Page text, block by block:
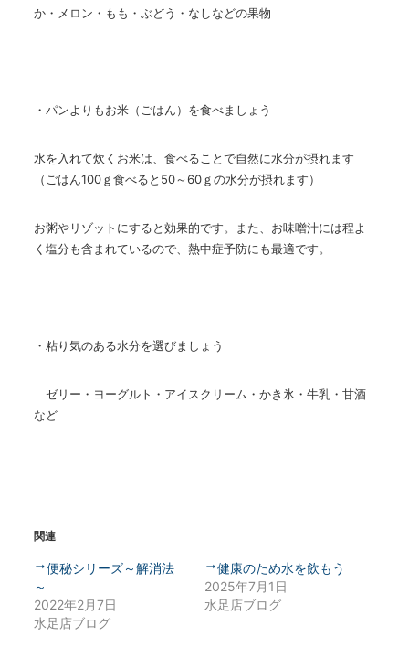
か・メロン・もも・ぶどう・なしなどの果物
・パンよりもお米（ごはん）を食べましょう
水を入れて炊くお米は、食べることで自然に水分が摂れます
（ごはん100ｇ食べると 50～60ｇの水分が摂れます）
お粥やリゾットにすると効果的です。また、お味噌汁には程よ
く塩分も含まれているので、熱中症予防にも最適です。
・粘り気のある水分を選びましょう
ゼリー・ヨーグルト・アイスクリーム・かき氷・牛乳・甘酒
など
関連
便秘シリーズ～解消法
～
2022年2月7日
水足店ブログ
健康のため水を飲もう
2025年7月1日
水足店ブログ